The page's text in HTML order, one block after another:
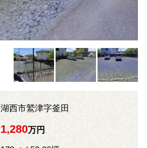
湖西市鷲津字釜田
1,280万円